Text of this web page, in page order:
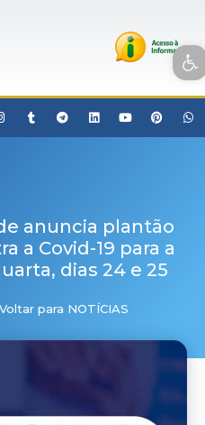
Open toolbar
anuncia plantão
a Covid-19 para a
dias 24 e 25
Voltar para NOTÍCIAS